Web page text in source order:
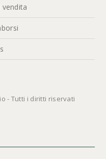
vendita
- Tutti i diritti riservati